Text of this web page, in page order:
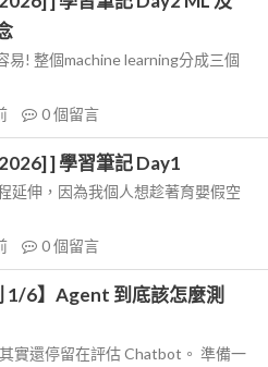
易! 整個machine learning分成三個
0個留言
] 學習筆記 Day1
延伸，因為我個人想趁著育嬰假空
0個留言
1/6】Agent 到底該怎麼測
實還停留在評估 Chatbot。 準備一